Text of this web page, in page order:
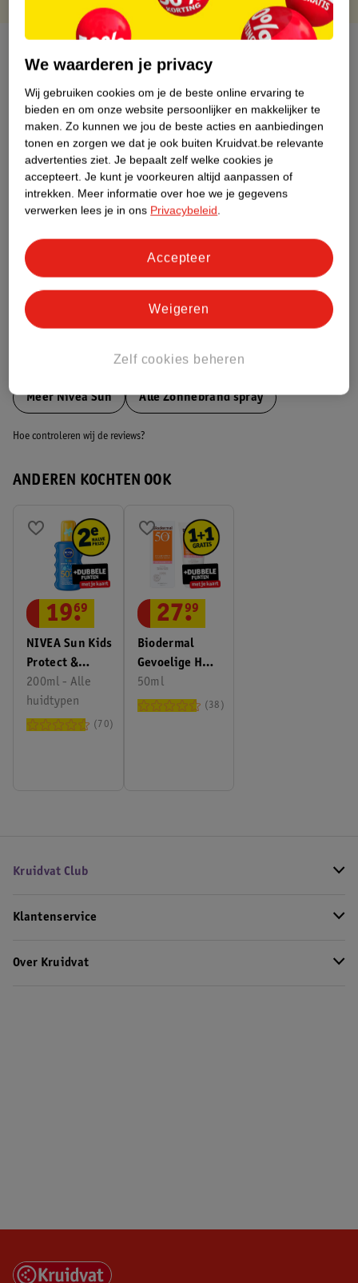
Productinformatie
Etiketinformatie
Nature Impact Score
Dit product heeft (nog) geen Nature
Impact Score.
Meer informatie
Bestel & Bezorginformatie
MeerNivea Sun Alle Zonnebrand spray
Hoe controleren wij de reviews?
ANDEREN KOCHTEN OOK
NIVEA Sun Kids
Protect &
Hydrate SPF50+
Zonnebrandspray
200ml - Alle
huidtypen
19.
69
70
Biodermal
Gevoelige Huid
SPF50+
Zonnecrème
50ml
27.
99
38
Kruidvat Club
Klantenservice
Over Kruidvat
We waarderen je privacy
Wij gebruiken cookies om je de beste online ervaring te
bieden en om onze website persoonlijker en makkelijker te
maken. Zo kunnen we jou de beste acties en aanbiedingen
tonen en zorgen we dat je ook buiten Kruidvat.be relevante
advertenties ziet. Je bepaalt zelf welke cookies je
accepteert. Je kunt je voorkeuren altijd aanpassen of
intrekken. Meer informatie over hoe we je gegevens
verwerken lees je in ons Privacybeleid.
Zelf cookies beheren
Weigeren
Accepteer